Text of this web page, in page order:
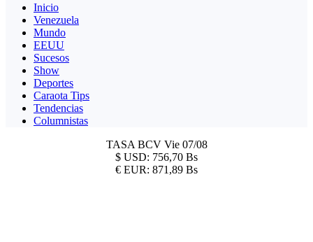
Inicio
Venezuela
Mundo
EEUU
Sucesos
Show
Deportes
Caraota Tips
Tendencias
Columnistas
TASA BCV Vie 07/08
$ USD: 756,70 Bs
€ EUR: 871,89 Bs